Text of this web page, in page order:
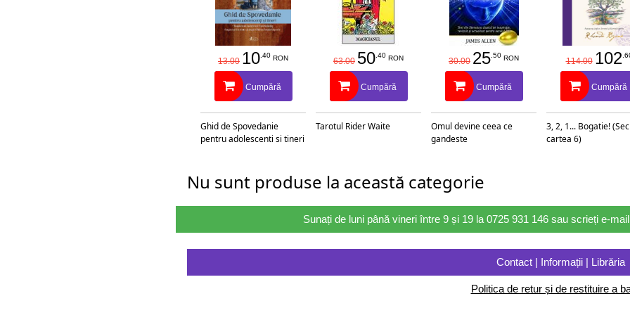
13.00 10 .40 RON
Cumpără
Ghid de Spovedanie
pentru adolescenti si tineri
63.00 50 .40 RON
Cumpără
Tarotul Rider Waite
30.00 25 .50 RON
Cumpără
Omul devine ceea ce
gandeste
114.00 102
Cumpără
3, 2, 1... Bogatie!
cartea 6)
Nu sunt produse la această categorie
Sunați de luni până vineri între 9 și 19 la 0725 931 146 sau scrieți e-
Contact | Informații | Librăria
Politica de retur și de restituire a